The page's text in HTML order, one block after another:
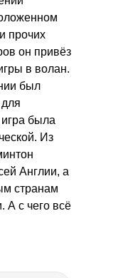
прочих
он привёз
в волан.
был
была
Из
Англии, а
странам
А с чего всё